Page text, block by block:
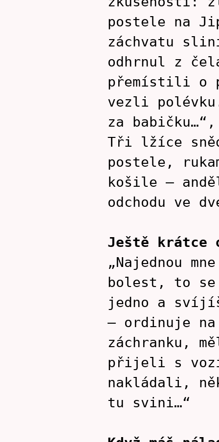
postele na
záchvatu
odhrnul z
přemístili o
vezli
za
Tři lžíce
postele,
košile –
odchodu ve
Ještě krátce
„Najednou
bolest, to
jedno a
– ordinuje
záchranku,
přijeli s
nakládali,
tu svini…“